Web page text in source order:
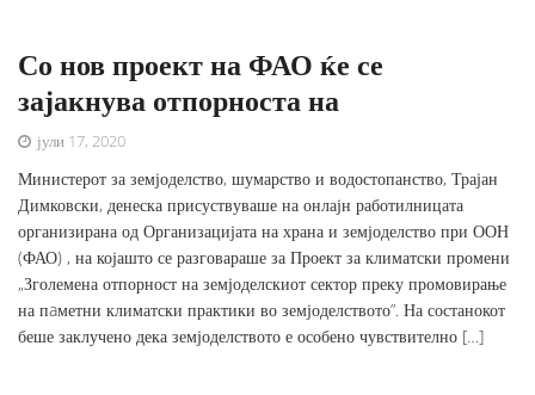
Со нов проект на ФАО ќе се
зајакнува отпорноста на
јули 17, 2020
Министерот за земјоделство, шумарство и водостопанство, Трајан
Димковски, денеска присуствуваше на онлајн работилницата
организирана од Организацијата на храна и земјоделство при ООН
(ФАО) , на којашто се разговараше за Проект за климатски промени
„Зголемена отпорност на земјоделскиот сектор преку промовирање
на пaметни климатски практики во земјоделството”. На состанокот
беше заклучено дека земјоделството е особено чувствително […]